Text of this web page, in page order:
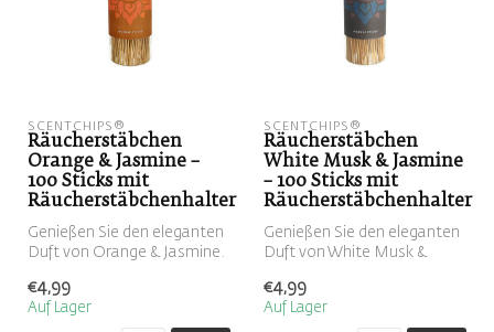
SCENTCHIPS®
Räucherstäbchen
Orange & Jasmine –
100 Sticks mit
Räucherstäbchenhalter
Genießen Sie den eleganten
Duft von Orange & Jasmine.
Räu...
€4,99
Auf Lager
SCENTCHIPS®
Räucherstäbchen
White Musk & Jasmine
– 100 Sticks mit
Räucherstäbchenhalter
Genießen Sie den eleganten
Duft von White Musk &
100...
€4,99
Auf Lager